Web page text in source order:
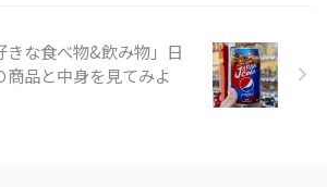
ょう。
きな食べ物&飲み物」日
商品と中身を見てみよ